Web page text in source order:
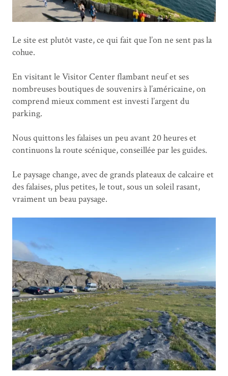
Le site est plutôt vaste, ce qui fait que l’on ne sent pas la
cohue.
En visitant le Visitor Center flambant neuf et ses
nombreuses boutiques de souvenirs à l’américaine, on
comprend mieux comment est investi l’argent du
parking.
Nous quittons les falaises un peu avant 20 heures et
continuons la route scénique, conseillée par les guides.
Le paysage change, avec de grands plateaux de calcaire et
des falaises, plus petites, le tout, sous un soleil rasant,
vraiment un beau paysage.